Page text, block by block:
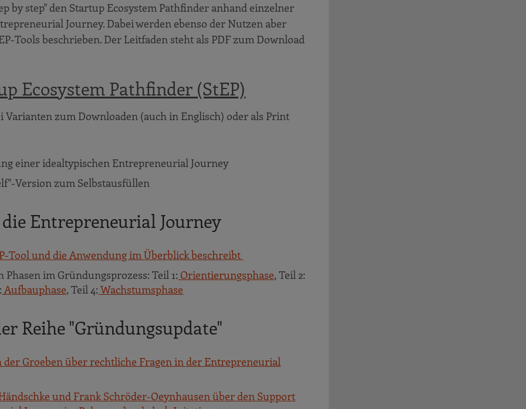
by step" den Startup Ecosystem Pathfinder anhand einzelner
Journey. Dabei werden ebenso der Nutzen aber
Tools beschrieben. Der Leitfaden steht als PDF zum Download
Ecosystem Pathfinder (StEP)
Varianten zum Downloaden (auch in Englisch) oder als Print
einer idealtypischen Entrepreneurial Journey
Version zum Selbstausfüllen
Entrepreneurial Journey
Tool und die Anwendung im Überblick beschreibt
im Gründungsprozess: Teil 1: Orientierungsphase, Teil 2:
Aufbauphase, Teil 4: Wachstumsphase
Reihe "Gründungsupdate"
der Groeben über rechtliche Fragen in der Entrepreneurial
und Frank Schröder-Oeynhausen über den Support